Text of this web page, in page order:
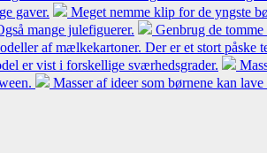
gaver.
Meget nemme klip for de yngste
mange julefiguerer.
Genbrug de
af mælkekartoner. Der er et stort påske
er vist i forskellige sværhedsgrader.
Masser af ideer som børnene kan